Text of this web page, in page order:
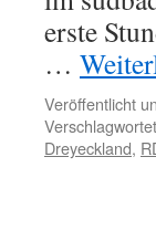
erste
…
Veröffentlicht
Dreyeckland,